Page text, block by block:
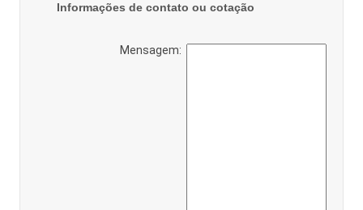
Informações de contato ou cotação
Mensagem: